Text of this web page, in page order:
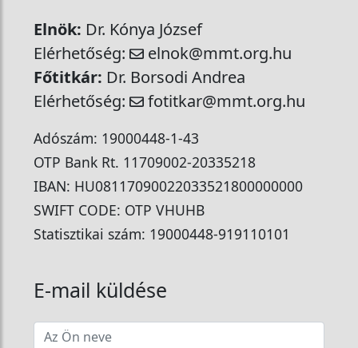
Elnök: Dr. Kónya József
Elérhetőség:
elnok@mmt.org.hu
Főtitkár: Dr. Borsodi Andrea
Elérhetőség:
fotitkar@mmt.org.hu
Adószám: 19000448-1-43
OTP Bank Rt. 11709002-20335218
IBAN: HU08117090022033521800000000
SWIFT CODE: OTP VHUHB
Statisztikai szám: 19000448-919110101
E-mail küldése